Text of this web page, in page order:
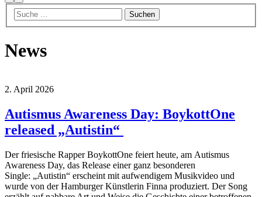
Suchen
Hauptmenü
News
2. April 2026
Autismus Awareness Day: BoykottOne
released „Autistin“
Der friesische Rapper BoykottOne feiert heute, am Autismus
Awareness Day, das Release einer ganz besonderen
Single: „Autistin“ erscheint mit aufwendigem Musikvideo und
wurde von der Hamburger Künstlerin Finna produziert. Der Song